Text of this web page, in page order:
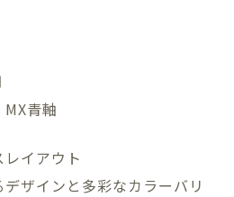
青軸
イアウト
ザインと多彩なカラーバリ